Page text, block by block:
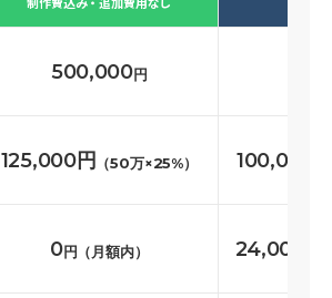
500,000円
125,000円 （50万×25%） 100,000
0円（月額内） 24,000